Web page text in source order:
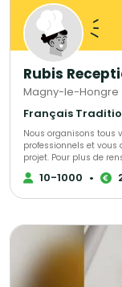
Rubis
Magny-le-Hongre
Nous organisons tous
professionnels et
projet. Pour plus de
10-1000 •